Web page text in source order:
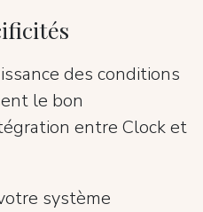
des conditions
le bon
entre Clock et
système